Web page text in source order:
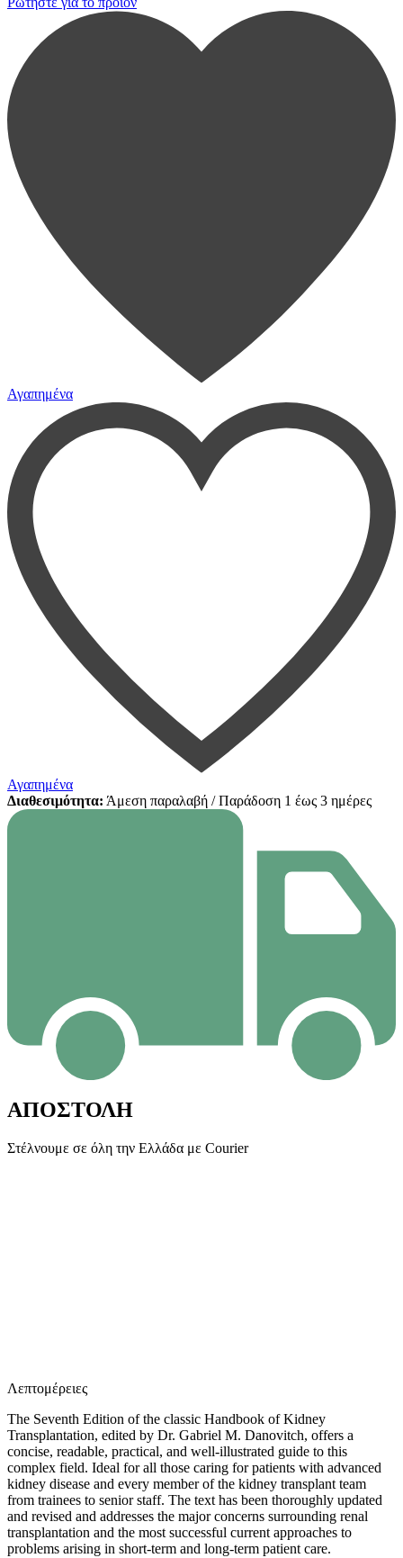
Αγαπημένα
Αγαπημένα
Διαθεσιμότητα: Άμεση παραλαβή / Παράδoση 1 έως 3 ημέρες
ΑΠΟΣΤΟΛΗ
Στέλνουμε σε όλη την Ελλάδα με Courier
Λεπτομέρειες
The Seventh Edition of the classic Handbook of Kidney
Transplantation, edited by Dr. Gabriel M. Danovitch, offers a
concise, readable, practical, and well-illustrated guide to this
complex field. Ideal for all those caring for patients with advanced
kidney disease and every member of the kidney transplant team
from trainees to senior staff. The text has been thoroughly updated
and revised and addresses the major concerns surrounding renal
transplantation and the most successful current approaches to
problems arising in short-term and long-term patient care.